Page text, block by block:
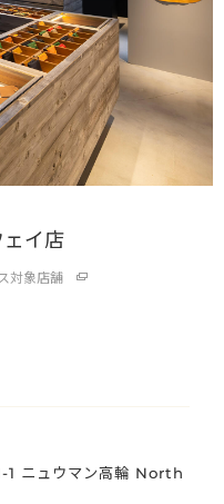
イ店
対象店舗
1 ニュウマン高輪 North